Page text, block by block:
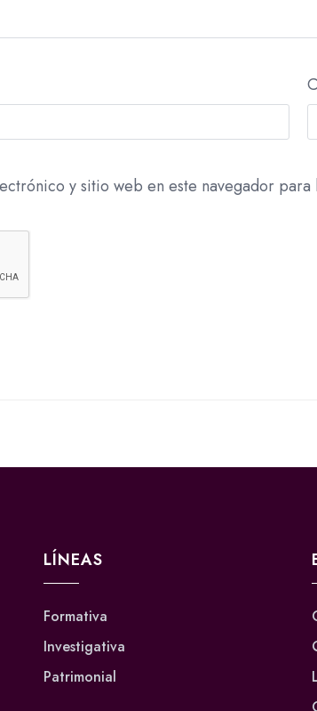
y sitio web en este navegador para
LÍNEAS
Formativa
Investigativa
Patrimonial